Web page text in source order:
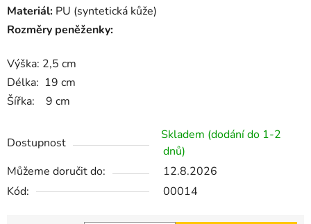
Materiál: PU (syntetická kůže)
Rozměry peněženky:
Výška: 2,5 cm
Délka: 19 cm
Šířka: 9 cm
Dostupnost
Skladem (dodání do 1-2
dnů)
Můžeme doručit do:
12.8.2026
Kód:
00014